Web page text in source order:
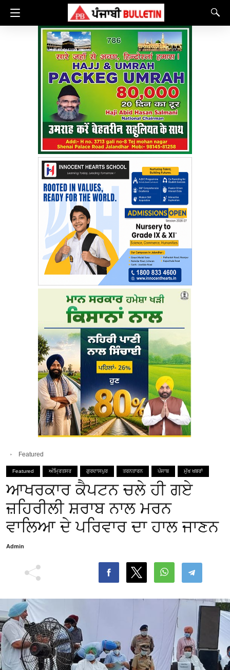
Featured
Featured ਅੰਮ੍ਰਿਤਸਰ ਗੁਰਦਾਸਪੁਰ ਤਰਨਤਾਰਨ ਪੰਜਾਬ ਮੁੱਖ ਖਬਰਾਂ
ਆਖਰਕਾਰ ਕੈਪਟਨ ਚਲੇ ਹੀ ਗਏ
ਜ਼ਹਿਰੀਲੀ ਸ਼ਰਾਬ ਨਾਲ ਮਰਨ
ਵਾਲਿਆ ਦੇ ਪਰਿਵਾਰ ਦਾ ਹਾਲ ਜਾਣਨ
Admin